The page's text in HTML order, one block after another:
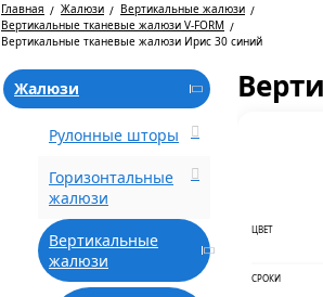
Главная Жалюзи
Вертикальные жалюзи
Вертикальные тканевые жалюзи V-FORM
Вертикальные тканевые жалюзи Ирис 30 синий
Жалюзи
Рулонные шторы
Горизонтальные
жалюзи
Вертикальные
жалюзи
ЦВЕТ
СРОКИ